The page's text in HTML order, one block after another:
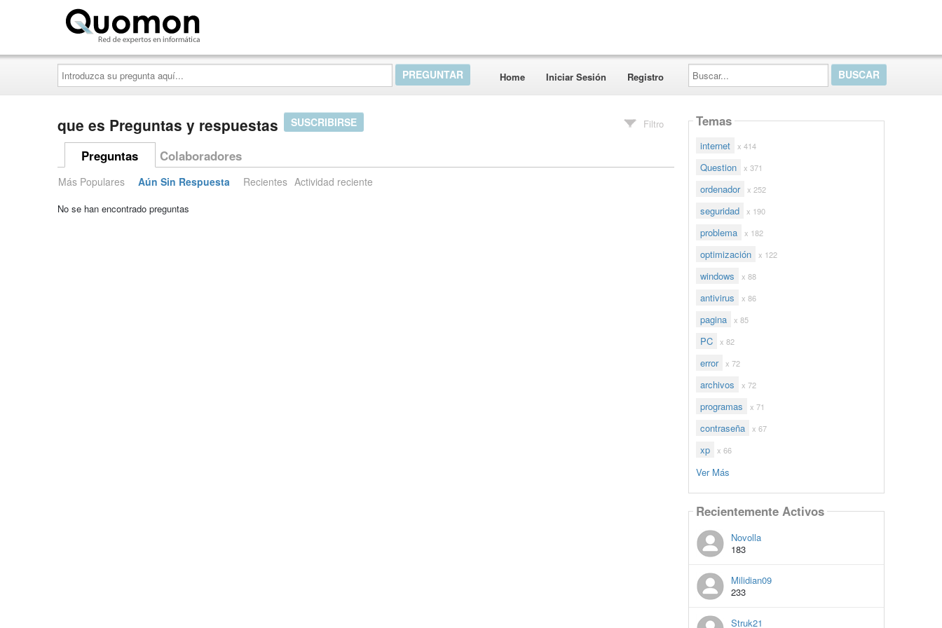
Introduzca
su
pregunta
aquí...
Home Iniciar Sesión Registro
Buscar...
que es Preguntas y respuestas SUSCRIBIRSE Filtro
Preguntas Colaboradores
Más Populares Aún Sin Respuesta Recientes Actividad reciente
No se han encontrado preguntas
Temas
internet x 414
Question x 371
ordenador x 252
seguridad x 190
problema x 182
optimización x 122
windows x 88
antivirus x 86
pagina x 85
PC x 82
error x 72
archivos x 72
programas x 71
contraseña x 67
xp x 66
Ver Más
Recientemente Activos
Novolla
183
Milidian09
233
Struk21